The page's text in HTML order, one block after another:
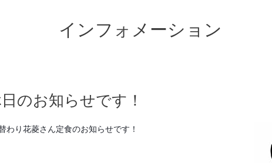
インフォメーション
のお知らせです！
わり花菱さん定食のお知らせです！